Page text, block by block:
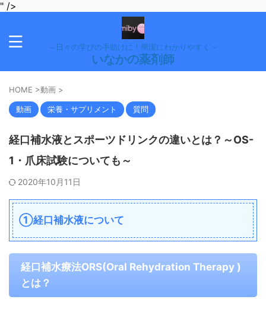
" />
～日々の学びの手助けに！簡潔にわかりやすく～
いなかの薬剤師
HOME >動画 >
動画 栄養・サプリメント 質問
経口補水液とスポーツドリンクの違いとは？～OS-
1・爪床試験についても～
2020年10月11日
①経口補水液について
経口補水療法ORS(Oral Rehydration Therapy )
とは？